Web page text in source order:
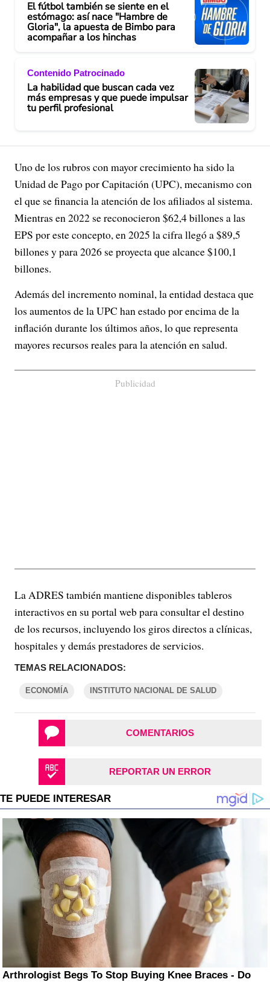
El fútbol también se siente en el
estómago: así nace "Hambre de
Gloria", la apuesta de Bimbo para
acompañar a los hinchas
Contenido Patrocinado
La habilidad que buscan cada vez
más empresas y que puede impulsar
tu perfil profesional
Uno de los rubros con mayor crecimiento ha sido la
Unidad de Pago por Capitación (UPC), mecanismo con
el que se financia la atención de los afiliados al sistema.
Mientras en 2022 se reconocieron $62,4 billones a las
EPS por este concepto, en 2025 la cifra llegó a $89,5
billones y para 2026 se proyecta que alcance $100,1
billones.
Además del incremento nominal, la entidad destaca que
los aumentos de la UPC han estado por encima de la
inflación durante los últimos años, lo que representa
mayores recursos reales para la atención en salud.
Publicidad
La ADRES también mantiene disponibles tableros
interactivos en su portal web para consultar el destino
de los recursos, incluyendo los giros directos a clínicas,
hospitales y demás prestadores de servicios.
TEMAS RELACIONADOS:
ECONOMÍA INSTITUTO NACIONAL DE SALUD
COMENTARIOS
REPORTAR UN ERROR